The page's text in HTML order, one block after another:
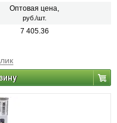
Оптовая цена,
руб./шт.
7 405.36